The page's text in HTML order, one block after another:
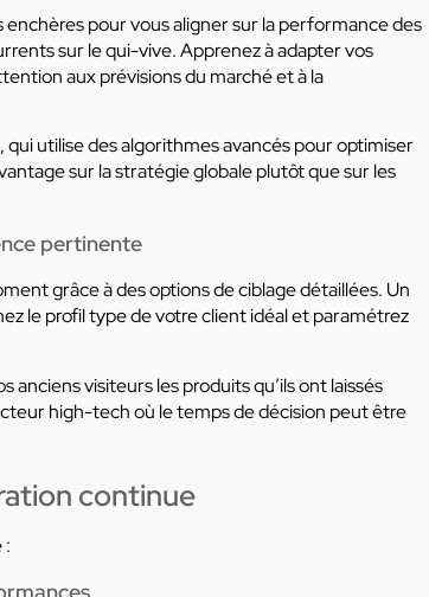
enchères pour vous aligner sur la performance des
sur le qui-vive. Apprenez à adapter vos
aux prévisions du marché et à la
utilise des algorithmes avancés pour optimiser
sur la stratégie globale plutôt que sur les
pertinente
grâce à des options de ciblage détaillées. Un
le profil type de votre client idéal et paramétrez
anciens visiteurs les produits qu’ils ont laissés
high-tech où le temps de décision peut être
continue
: